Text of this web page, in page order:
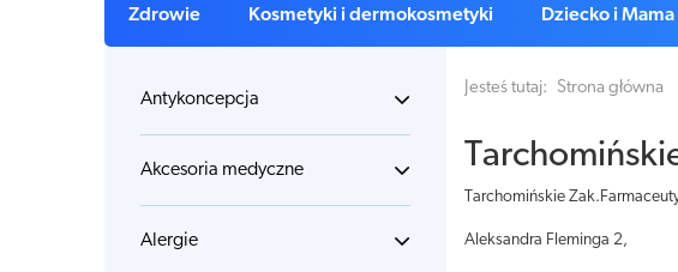
Zdrowie Kosmetyki i dermokosmetyki Dziecko i Mama
Antykoncepcja
Akcesoria medyczne
Alergie
Jesteś tutaj: Strona główna
Tarchomińskie
Aleksandra Fleminga 2,